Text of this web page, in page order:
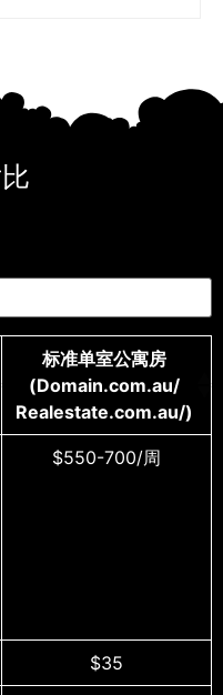
标准单室公寓房
(Domain.com.au/
Realestate.com.au/)
$550-700/周
$35